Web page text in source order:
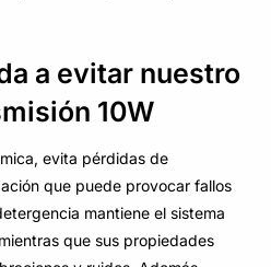
a evitar nuestro
10W
evita pérdidas de
que puede provocar fallos
mantiene el sistema
que sus propiedades